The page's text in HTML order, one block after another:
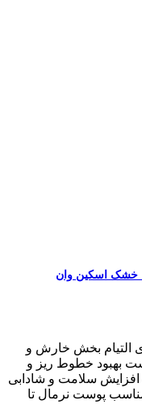
خشک اسکین وان
التیام بخش خارش و
بهبود خطوط ریز و
سلامت و شادابی
پوست نرمال تا